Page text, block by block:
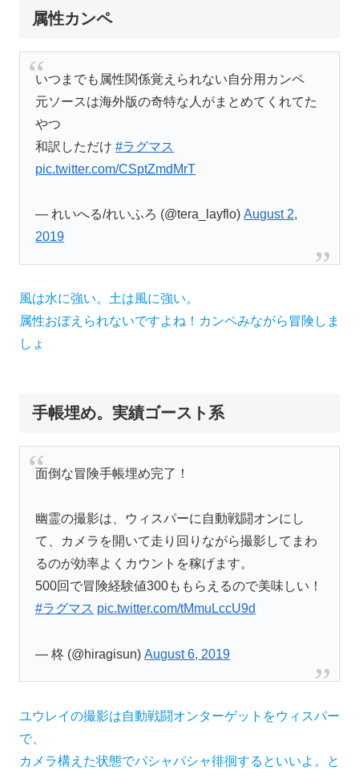
属性カンペ
いつまでも属性関係覚えられない自分用カンペ
元ソースは海外版の奇特な人がまとめてくれてた
やつ
和訳しただけ#ラグマス
pic.twitter.com/CSptZmdMrT
— れいへる/れいふろ (@tera_layflo)August 2,
2019
風は水に強い。土は風に強い。
属性おぼえられないですよね！カンペみながら冒険しま
しょ
手帳埋め。実績ゴースト系
面倒な冒険手帳埋め完了！
幽霊の撮影は、ウィスパーに自動戦闘オンにし
て、カメラを開いて走り回りながら撮影してまわ
るのが効率よくカウントを稼げます。
500回で冒険経験値300ももらえるので美味しい！
#ラグマス pic.twitter.com/tMmuLccU9d
— 柊 (@hiragisun)August 6, 2019
ユウレイの撮影は自動戦闘オンターゲットをウィスパー
で、
カメラ構えた状態でパシャパシャ徘徊するといいよ。と